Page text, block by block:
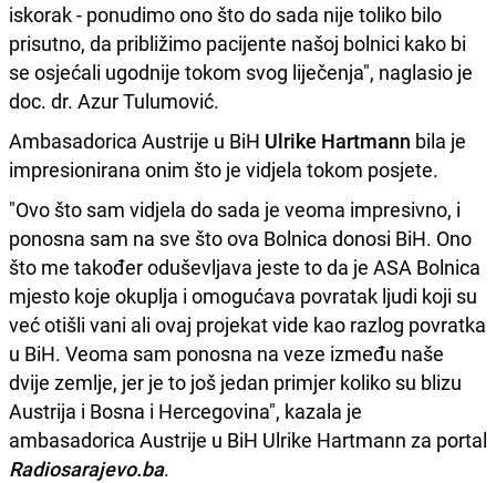
iskorak - ponudimo ono što do sada nije toliko bilo
prisutno, da približimo pacijente našoj bolnici kako bi
se osjećali ugodnije tokom svog liječenja", naglasio je
doc. dr. Azur Tulumović.
Ambasadorica Austrije u BiH Ulrike Hartmann bila je
impresionirana onim što je vidjela tokom posjete.
"Ovo što sam vidjela do sada je veoma impresivno, i
ponosna sam na sve što ova Bolnica donosi BiH. Ono
što me također oduševljava jeste to da je ASA Bolnica
mjesto koje okuplja i omogućava povratak ljudi koji su
već otišli vani ali ovaj projekat vide kao razlog povratka
u BiH. Veoma sam ponosna na veze između naše
dvije zemlje, jer je to još jedan primjer koliko su blizu
Austrija i Bosna i Hercegovina", kazala je
ambasadorica Austrije u BiH Ulrike Hartmann za portal
Radiosarajevo.ba.